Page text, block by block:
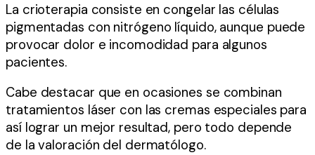
La crioterapia consiste en congelar las células
pigmentadas con nitrógeno líquido, aunque puede
provocar dolor e incomodidad para algunos
pacientes.
Cabe destacar que en ocasiones se combinan
tratamientos láser con las cremas especiales para
así lograr un mejor resultad, pero todo depende
de la valoración del dermatólogo.